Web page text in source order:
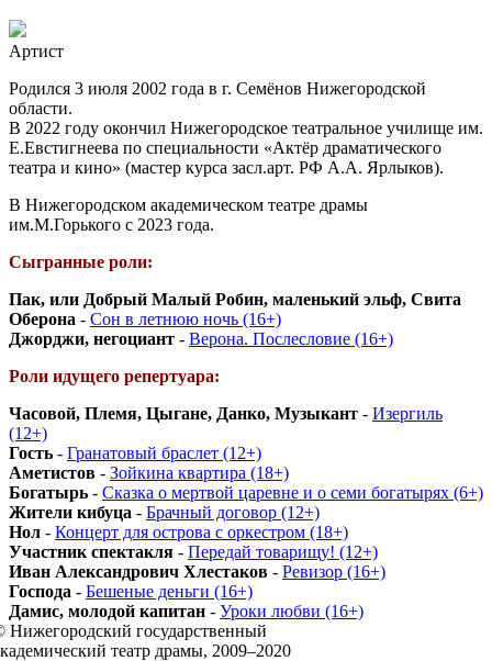
Артист
Родился 3 июля 2002 года в г. Семёнов Нижегородской
области.
В 2022 году окончил Нижегородское театральное училище им.
Е.Евстигнеева по специальности «Актёр драматического
театра и кино» (мастер курса засл.арт. РФ А.А. Ярлыков).
В Нижегородском академическом театре драмы
им.М.Горького с 2023 года.
Сыгранные роли:
Пак, или Добрый Малый Робин, маленький эльф, Свита
Оберона - Сон в летнюю ночь (16+)
Джорджи, негоциант - Верона. Послесловие (16+)
Роли идущего репертуара:
Часовой, Племя, Цыгане, Данко, Музыкант - Изергиль
(12+)
Гость - Гранатовый браслет (12+)
Аметистов - Зойкина квартира (18+)
Богатырь - Сказка о мертвой царевне и о семи богатырях (6+)
Жители кибуца - Брачный договор (12+)
Нол - Концерт для острова с оркестром (18+)
Участник спектакля - Передай товарищу! (12+)
Иван Александрович Хлестаков - Ревизор (16+)
Господа - Бешеные деньги (16+)
Дамис, молодой капитан - Уроки любви (16+)
Нижегородский государственный
театр драмы, 2009–2020